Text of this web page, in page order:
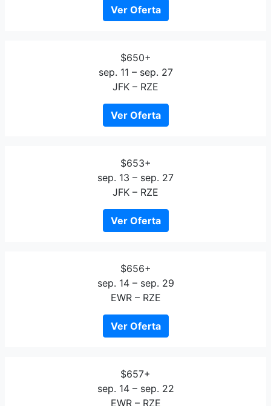
Ver Oferta
$650+
sep. 11 – sep. 27
JFK – RZE
Ver Oferta
$653+
sep. 13 – sep. 27
JFK – RZE
Ver Oferta
$656+
sep. 14 – sep. 29
EWR – RZE
Ver Oferta
$657+
sep. 14 – sep. 22
EWR – RZE